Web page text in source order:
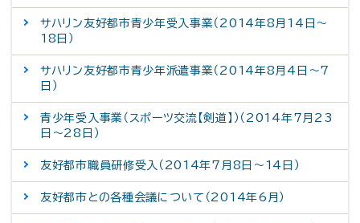
サハリン友好都市青少年受入事業（2014年8月14日～
18日）
サハリン友好都市青少年派遣事業（2014年8月4日～7
日）
青少年受入事業（スポーツ交流【剣道】）（2014年7月23
日～28日）
友好都市職員研修受入（2014年7月8日～14日）
友好都市との各種会議について（2014年6月）